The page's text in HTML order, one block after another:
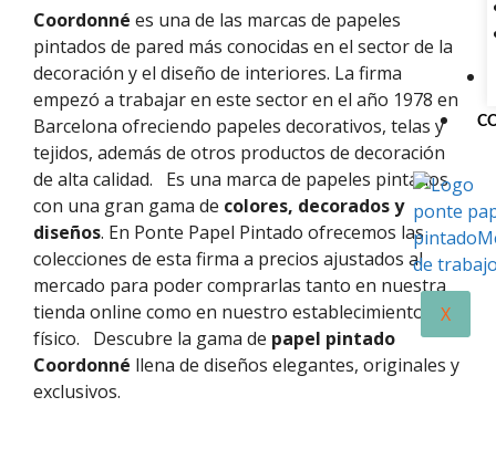
X
Coordonné es una de las marcas de papeles
pintados de pared más conocidas en el sector de la
decoración y el diseño de interiores. La firma
empezó a trabajar en este sector en el año 1978 en
Barcelona ofreciendo papeles decorativos, telas y
tejidos, además de otros productos de decoración
de alta calidad.
Es una marca de papeles pintados
con una gran gama de colores, decorados y
diseños. En Ponte Papel Pintado ofrecemos las
colecciones de esta firma a precios ajustados al
mercado para poder comprarlas tanto en nuestra
tienda online como en nuestro establecimiento
físico.
Descubre la gama de papel pintado
Coordonné llena de diseños elegantes, originales y
exclusivos.